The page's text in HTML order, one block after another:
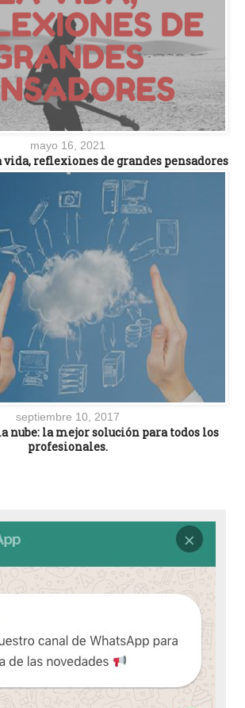
mayo 16, 2021
vida, reflexiones de grandes pensadores
septiembre 10, 2017
nube: la mejor solución para todos los
profesionales.